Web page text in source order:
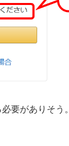
要がありそう。